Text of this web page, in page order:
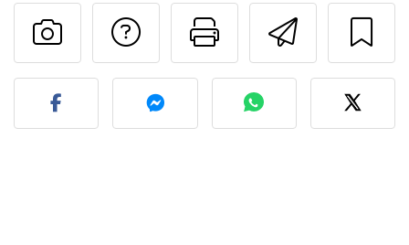
Imprima
Falar com o autor
Fez esta receita?